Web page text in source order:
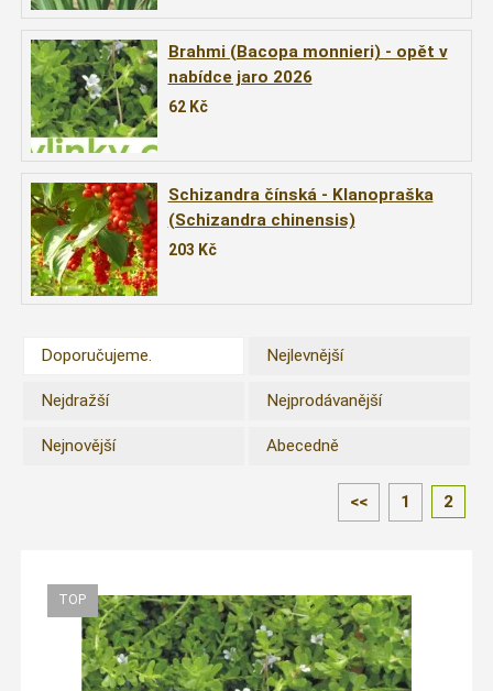
Brahmi (Bacopa monnieri) - opět v
nabídce jaro 2026
62 Kč
Schizandra čínská - Klanopraška
(Schizandra chinensis)
203 Kč
Doporučujeme. Nejlevnější
Nejdražší Nejprodávanější
Nejnovější Abecedně
<< 1 2